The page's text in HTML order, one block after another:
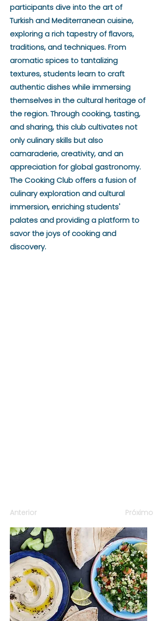
participants dive into the art of
Turkish and Mediterranean cuisine,
exploring a rich tapestry of flavors,
traditions, and techniques. From
aromatic spices to tantalizing
textures, students learn to craft
authentic dishes while immersing
themselves in the cultural heritage of
the region. Through cooking, tasting,
and sharing, this club cultivates not
only culinary skills but also
camaraderie, creativity, and an
appreciation for global gastronomy.
The Cooking Club offers a fusion of
culinary exploration and cultural
immersion, enriching students'
palates and providing a platform to
savor the joys of cooking and
discovery.
Anterior Próximo